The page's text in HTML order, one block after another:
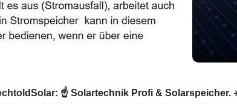
☝️ Solartechnik Profi &